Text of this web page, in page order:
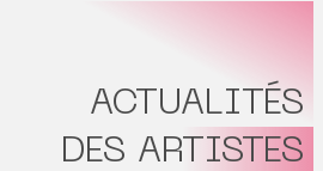
ACTUALITÉS
DES ARTISTES